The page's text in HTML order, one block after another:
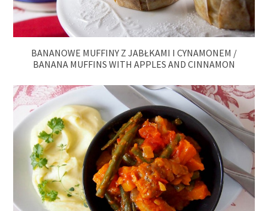
BANANOWE MUFFINY Z JABŁKAMI I CYNAMONEM /
BANANA MUFFINS WITH APPLES AND CINNAMON